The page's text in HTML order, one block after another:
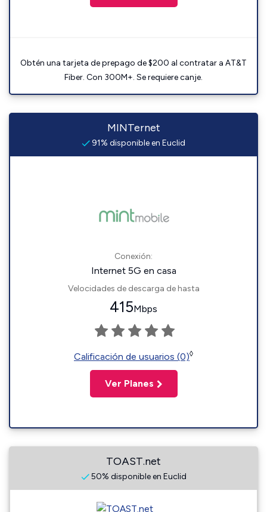
Obtén una tarjeta de prepago de $200 al contratar a AT&T
Fiber. Con 300M+. Se requiere canje.
MINTernet
91% disponible en Euclid
Conexión:
Internet 5G en casa
Velocidades de descarga de hasta
415Mbps
Calificación de usuarios (0)◊
Ver Planes
TOAST.net
50% disponible en Euclid